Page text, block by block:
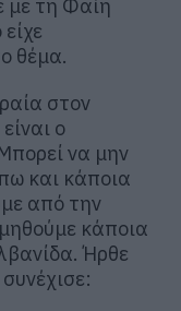
με τη Φαίη
θέμα.
στον
ο
να μην
και κάποια
από την
κάποια
Ήρθε